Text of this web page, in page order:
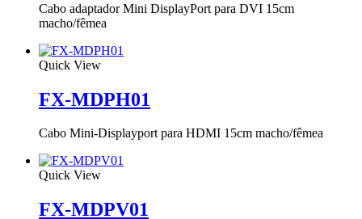
Cabo adaptador Mini DisplayPort para DVI 15cm
macho/fêmea
Quick View
FX-MDPH01
Cabo Mini-Displayport para HDMI 15cm macho/fêmea
Quick View
FX-MDPV01